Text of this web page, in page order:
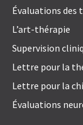
Évaluations des
L’art-thérapie
Supervision
Lettre pour la
Lettre pour la
Évaluations